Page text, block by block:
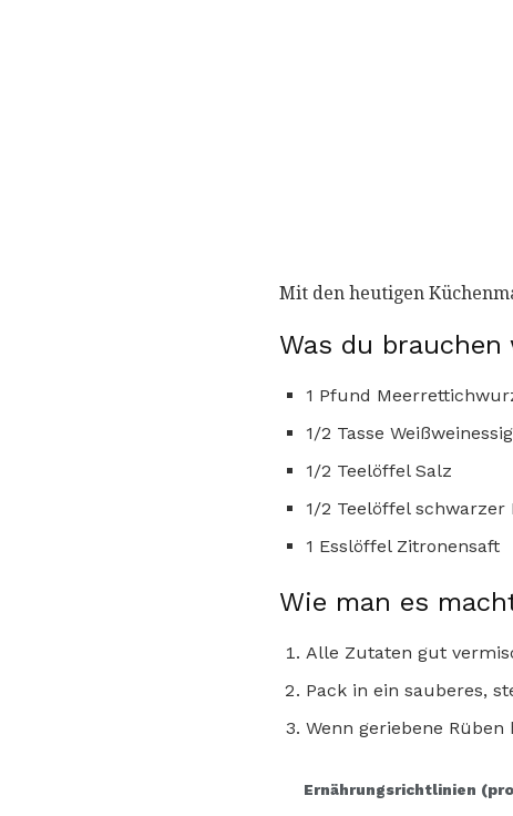
Mit den heutigen
Was du
1 Pfund
1/2 Tasse
1/2 Teelöffel Salz
1/2 Teelöffel schwarzer
1 Esslöffel Zitronensaft
Wie man es
Alle Zutaten gut
Pack in ein sauberes,
Wenn geriebene
Ernährungsrichtlinien